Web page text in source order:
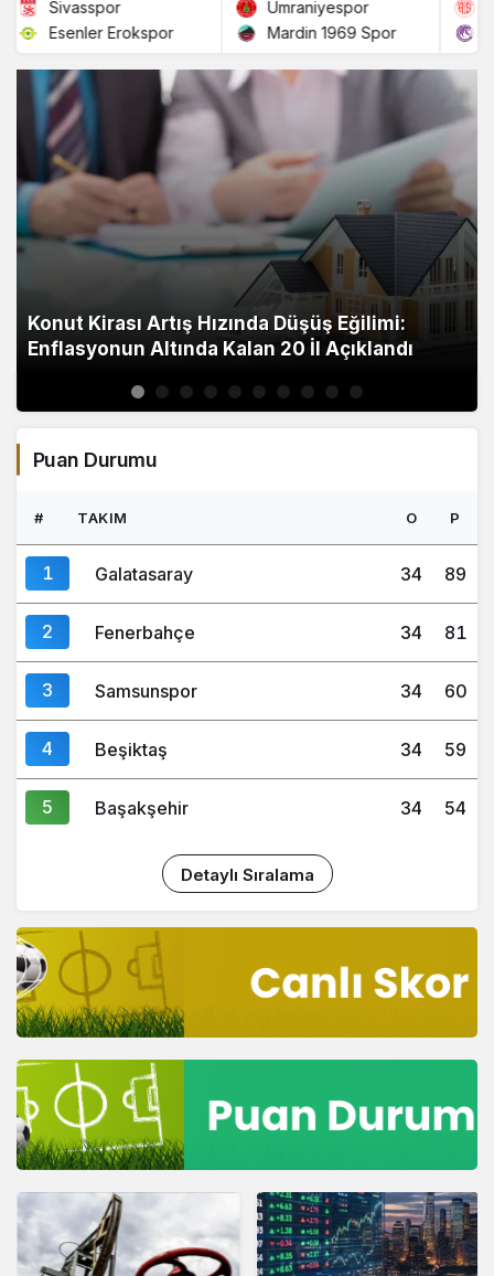
Sivasspor
Esenler Erokspor
Ümraniyespor
Mardin 1969 Spor
Konut Kirası Artış Hızında Düşüş Eğilimi:
Enflasyonun Altında Kalan 20 İl Açıklandı
Puan Durumu
# TAKIM O P
1 Galatasaray 34 89
2 Fenerbahçe 34 81
3 Samsunspor 34 60
4 Beşiktaş 34 59
5 Başakşehir 34 54
Detaylı Sıralama